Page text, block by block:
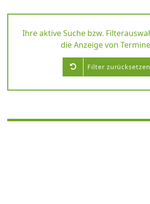
Ihre aktive Suche bzw.
die Anzeige von
Filter zurücksetzen